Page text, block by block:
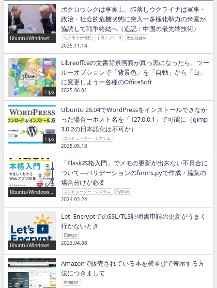
Ubuntu/Windows/P
ポクロウシクは事実上、陥落しウクライナは軍事・
政治・社会的危機状態に突入ー多極化勢力の米露が
協調して戦争終結へ（追記：中国の最先端技術）
ウクライナ情勢 トランプ2．0 歴史社会学
2025.11.14
Tips
Libreoffceの文書背景画面が真っ黒になったら、ツー
ルーオプションで「背景色」を「自動」から「白」
に変更しようー各種のOfficeSoft
2025.06.01
Tips
Ubuntu 25.04でWordPressをインストールできなか
った場合ーホスト名を「127.0.0.1」で可能に（gimp
3.0.2の日本語化は不可か）
コンピューター・システム
2025.05.18
Ubuntu/Windows/P
「Flask本格入門」でメモの更新が出来ない不具合に
ついて―バリデーションのforms.pyで作成・編集の
場合分けが必要
コンピューター・システム Python
2024.03.24
Ubuntu/Windows/P
ython/IT
Let' EncryptでのSSL/TLS証明書申請の更新がうまく
行かないとき
Django
2023.04.08
Amazonで販売されている本を横並びで表示する方
法につきまして
Amazon